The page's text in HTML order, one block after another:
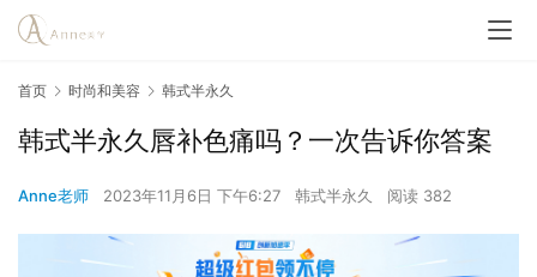
首页 时尚和美容 韩式半永久
韩式半永久唇补色痛吗？一次告诉你答案
Anne老师 2023年11月6日 下午6:27 韩式半永久 阅读 382